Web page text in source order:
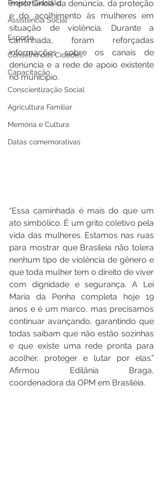
Projeto Cidadão
Assistência Social
Esporte
Conselho das Cidades
Capacitação
Conscientização Social
Agricultura Familiar
Memória e Cultura
Datas comemorativas
importância da denúncia, da proteção
e do acolhimento às mulheres em
situação de violência. Durante a
caminhada, foram reforçadas
informações sobre os canais de
denúncia e a rede de apoio existente
no município.
“Essa caminhada é mais do que um
ato simbólico. É um grito coletivo pela
vida das mulheres. Estamos nas ruas
para mostrar que Brasileia não tolera
nenhum tipo de violência de gênero e
que toda mulher tem o direito de viver
com dignidade e segurança. A Lei
Maria da Penha completa hoje 19
anos e é um marco, mas precisamos
continuar avançando, garantindo que
todas saibam que não estão sozinhas
e que existe uma rede pronta para
acolher, proteger e lutar por elas.”
Afirmou Edilânia Braga,
coordenadora da OPM em Brasiléia.